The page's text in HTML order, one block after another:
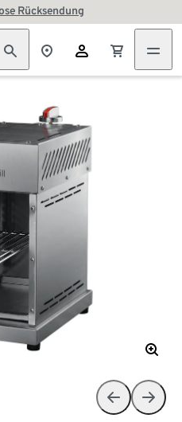
Rücksendung